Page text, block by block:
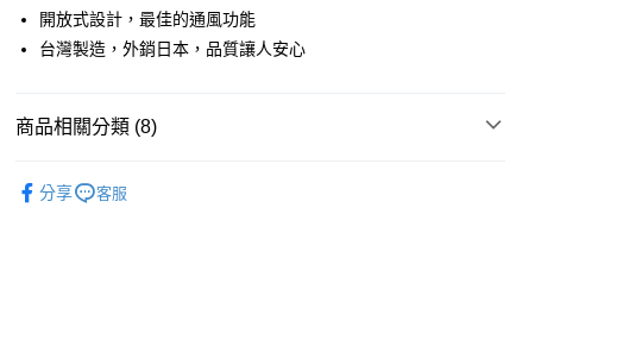
ATM付款
宅配
開放式設計，最佳的通風功能
台灣製造，外銷日本，品質讓人安心
商品相關分類 (8)
分享 客服